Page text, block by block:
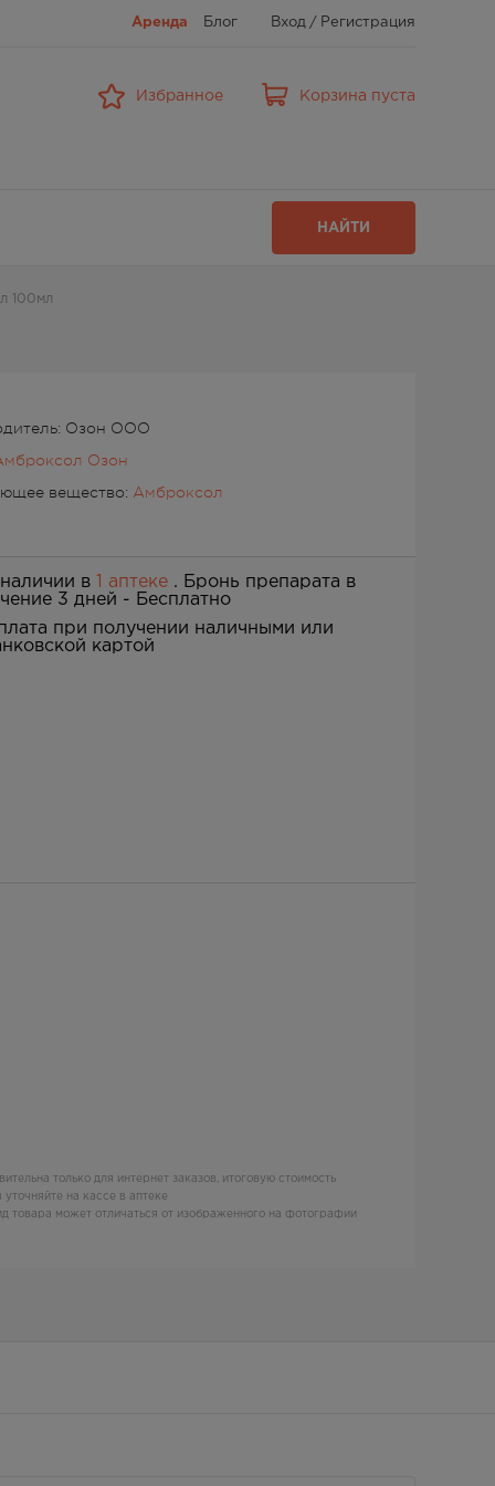
Аренда Блог Вход / Регистрация
Избранное Корзина пуста
НАЙТИ
100мл
Озон ООО
Озон
вещество: Амброксол
в 1 аптеке . Бронь препарата в
3 дней -
Бесплатно
при получении наличными или
картой
только для интернет заказов, итоговую стоимость
уточняйте на кассе в аптеке
товара может отличаться от изображенного на фотографии